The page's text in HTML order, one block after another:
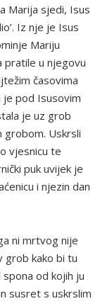
Marija sjedi, Isus
Iz nje je Isus
Mariju
pratile u njegovu
časovima
je pod Isusovim
je uz grob
grobom. Uskrsli
vjesnicu te
puk uvijek je
i njezin dan
ni mrtvog nije
grob kako bi tu
od kojih ju
susret s uskrslim